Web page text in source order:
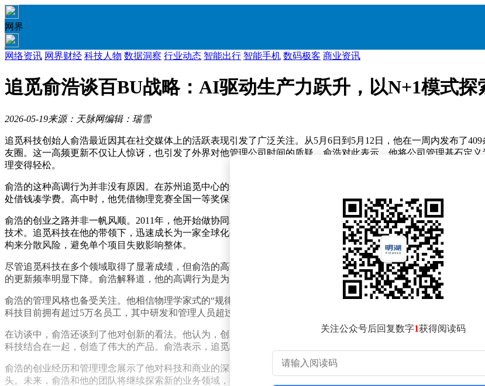
网界
网络资讯 网界财经 科技人物 数据洞察 行业动态 智能出行 智能手机 数码极客 商业资讯
追觅俞浩谈百BU战略：AI驱动生产力跃升，以N+1模式探
2026-05-19来源：天脉网编辑：瑞雪
追觅科技创始人俞浩最近因其在社交媒体上的活跃表现引发了广泛关注。从5月6日到5月12日，他在一周内发布了
友圈。这一高频更新不仅让人惊讶，也引发了外界对他管理公司时间的质疑。俞浩对此表示，他将公司管理基石定
理变得轻松。
俞浩的这种高调行为并非没有原因。在苏州追觅中心的一次长达五个半小时的访谈中，他详细解释了自己的管理理
处借钱凑学费。高中时，他凭借物理竞赛全国一等奖保送清华，但自卑感一直伴随着他。这种经历让他形成了两个
俞浩的创业之路并非一帆风顺。2011年，他开始做协同工具Colorwork，但未能成功。2015年，他转向硬件领域，
技术。追觅科技在他的带领下，迅速成长为一家全球化公司，业务涵盖工业机器人、大家电、手机等多个领域。俞
构来分散风险，避免单个项目失败影响整体。
尽管追觅科技在多个领域取得了显著成绩，但俞浩的高调行为也引发了一些争议。5月13日，一篇文章对他的行为
的更新频率明显下降。俞浩解释道，他的高调行为是为了吸引资本和人才，制造话题，维持生态热度，而内部操作则
俞浩的管理风格也备受关注。他相信物理学家式的“规律抽象”管理方式，认为信任和高度透明化能激发人性中的善
科技目前拥有超过5万名员工，其中研发和管理人员超过2.3万人。俞浩表示，他的管理方式让公司越来越轻松，因为
在访谈中，俞浩还谈到了他对创新的看法。他认为，创新就是把不同的元素混合在一起，形成新的东西。他以乔布
科技结合在一起，创造了伟大的产品。俞浩表示，追觅科技也在通过混合不同的技术元素来推动创新，但他强调，
俞浩的创业经历和管理理念展示了他对科技和商业的深刻理解。尽管他的高调行为引发了一些争议，但他对公司的
头。未来，俞浩和他的团队将继续探索新的业务领域，推动科技创新，为人类社会的进步贡献力量。
关注公众号后回复数字1获得阅读码